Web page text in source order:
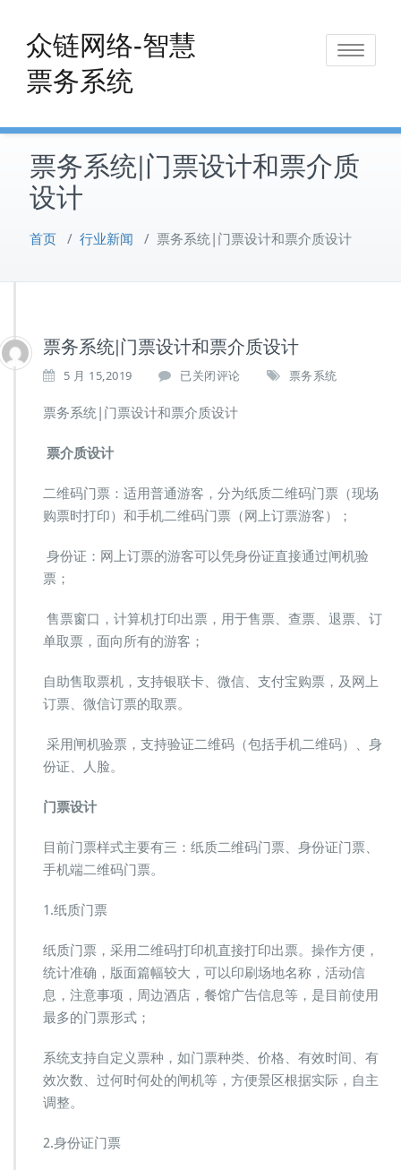
content
众链网络-智慧
票务系统
Toggle
票务系统|门票设计和票介质
设计
首页 / 行业新闻 / 票务系统|门票设计和票介质设计
票务系统|门票设计和票介质设计
5 月 15,2019
票
系
设
计
和
介
计
已关闭评论 票务系统
票务系统|门票设计和票介质设计
票介质设计
二维码门票：适用普通游客，分为纸质二维码门票（现场
购票时打印）和手机二维码门票（网上订票游客）；
身份证：网上订票的游客可以凭身份证直接通过闸机验
票；
售票窗口，计算机打印出票，用于售票、查票、退票、订
单取票，面向所有的游客；
自助售取票机，支持银联卡、微信、支付宝购票，及网上
订票、微信订票的取票。
采用闸机验票，支持验证二维码（包括手机二维码）、身
份证、人脸。
门票设计
目前门票样式主要有三：纸质二维码门票、身份证门票、
手机端二维码门票。
1.纸质门票
纸质门票，采用二维码打印机直接打印出票。操作方便，
统计准确，版面篇幅较大，可以印刷场地名称，活动信
息，注意事项，周边酒店，餐馆广告信息等，是目前使用
最多的门票形式；
系统支持自定义票种，如门票种类、价格、有效时间、有
效次数、过何时何处的闸机等，方便景区根据实际，自主
调整。
2.身份证门票